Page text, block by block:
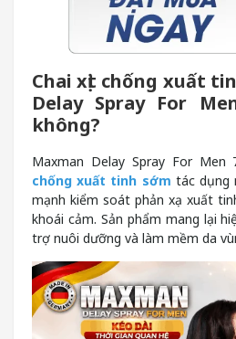
Chai xịt chống xuất
Delay Spray For
không?
Maxman Delay Spray For Men
chống xuất tinh sớm tác dụng
mạnh kiểm soát phản xạ xuất
khoái cảm. Sản phẩm mang lại
trợ nuôi dưỡng và làm mềm da